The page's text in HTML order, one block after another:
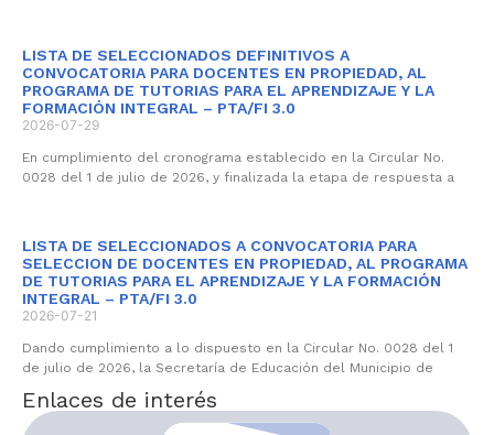
LISTA DE SELECCIONADOS DEFINITIVOS A
CONVOCATORIA PARA DOCENTES EN PROPIEDAD, AL
PROGRAMA DE TUTORIAS PARA EL APRENDIZAJE Y LA
FORMACIÓN INTEGRAL – PTA/FI 3.0
2026-07-29
En cumplimiento del cronograma establecido en la Circular No.
0028 del 1 de julio de 2026, y finalizada la etapa de respuesta a
LISTA DE SELECCIONADOS A CONVOCATORIA PARA
SELECCION DE DOCENTES EN PROPIEDAD, AL PROGRAMA
DE TUTORIAS PARA EL APRENDIZAJE Y LA FORMACIÓN
INTEGRAL – PTA/FI 3.0
2026-07-21
Dando cumplimiento a lo dispuesto en la Circular No. 0028 del 1
de julio de 2026, la Secretaría de Educación del Municipio de
Enlaces de interés